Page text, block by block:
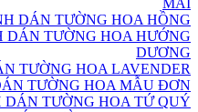
MAI
DÁN TƯỜNG HOA HỒNG
DÁN TƯỜNG HOA HƯỚNG
DƯƠNG
TƯỜNG HOA LAVENDER
TƯỜNG HOA MẪU ĐƠN
DÁN TƯỜNG HOA TỨ QUÝ